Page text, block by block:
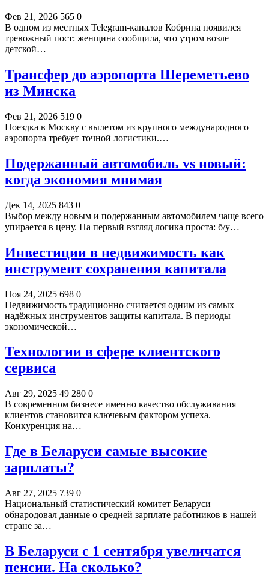
Фев 21, 2026 565 0
В одном из местных Telegram-каналов Кобрина появился
тревожный пост: женщина сообщила, что утром возле
детской…
Трансфер до аэропорта Шереметьево
из Минска
Фев 21, 2026 519 0
Поездка в Москву с вылетом из крупного международного
аэропорта требует точной логистики.…
Подержанный автомобиль vs новый:
когда экономия мнимая
Дек 14, 2025 843 0
Выбор между новым и подержанным автомобилем чаще всего
упирается в цену. На первый взгляд логика проста: б/у…
Инвестиции в недвижимость как
инструмент сохранения капитала
Ноя 24, 2025 698 0
Недвижимость традиционно считается одним из самых
надёжных инструментов защиты капитала. В периоды
экономической…
Технологии в сфере клиентского
сервиса
Авг 29, 2025 49 280 0
В современном бизнесе именно качество обслуживания
клиентов становится ключевым фактором успеха.
Конкуренция на…
Где в Беларуси самые высокие
зарплаты?
Авг 27, 2025 739 0
Национальный статистический комитет Беларуси
обнародовал данные о средней зарплате работников в нашей
стране за…
В Беларуси с 1 сентября увеличатся
пенсии. На сколько?